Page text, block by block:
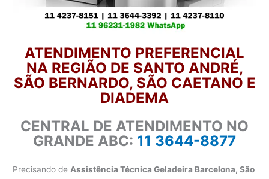
ATENDIMENTO PREFERENCIAL
NA REGIÃO DE SANTO ANDRÉ,
SÃO BERNARDO, SÃO CAETANO E
DIADEMA
CENTRAL DE ATENDIMENTO NO
GRANDE ABC: 11 3644-8877
Precisando de Assistência Técnica Geladeira Barcelona, São